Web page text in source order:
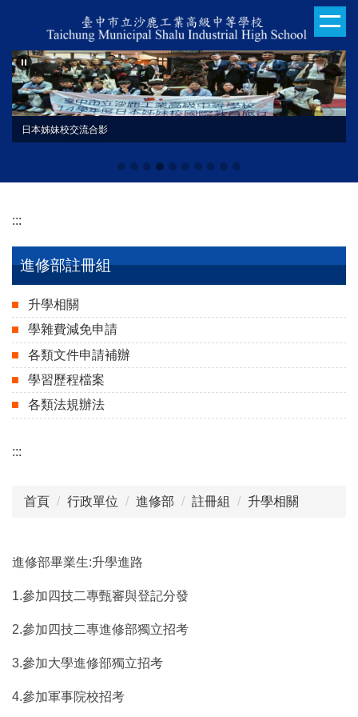
主
要
內
容
日本姊妹校交流合影
:::
進修部註冊組
升學相關
學雜費減免申請
各類文件申請補辦
學習歷程檔案
各類法規辦法
:::
首頁 行政單位 進修部 註冊組 升學相關
進修部畢業生:升學進路
1.參加四技二專甄審與登記分發
2.參加四技二專進修部獨立招考
3.參加大學進修部獨立招考
4.參加軍事院校招考